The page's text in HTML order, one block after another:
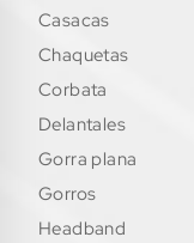
casacas
chaquetas
corbata
delantales
gorra plana
gorros
headband